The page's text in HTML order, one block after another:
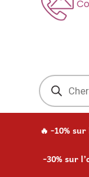
de
produits
🔥 -10%
-30% sur